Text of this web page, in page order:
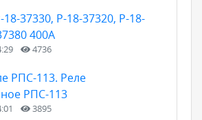
37330, Р-18-37320, Р-18-
400А
4736
РПС-113. Реле
РПС-113
3895